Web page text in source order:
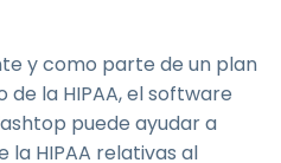
y como parte de un plan
la HIPAA, el software
puede ayudar a
HIPAA relativas al